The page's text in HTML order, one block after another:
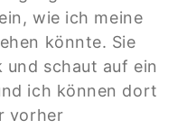
wie ich meine
könnte. Sie
schaut auf ein
ich können dort
vorher